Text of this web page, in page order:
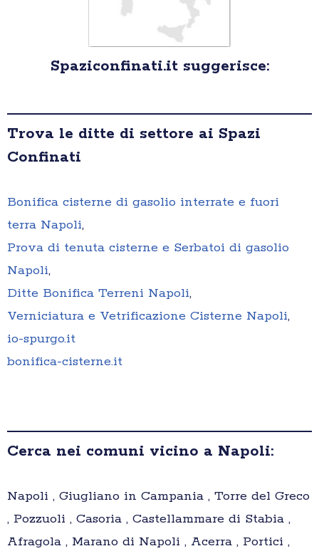
Spaziconfinati.it suggerisce:
Trova le ditte di settore ai Spazi
Confinati
Bonifica cisterne di gasolio interrate e fuori
terra Napoli,
Prova di tenuta cisterne e Serbatoi di gasolio
Napoli,
Ditte Bonifica Terreni Napoli,
Verniciatura e Vetrificazione Cisterne Napoli,
io-spurgo.it
bonifica-cisterne.it
Cerca nei comuni vicino a Napoli:
Napoli , Giugliano in Campania , Torre del Greco
, Pozzuoli , Casoria , Castellammare di Stabia ,
Afragola , Marano di Napoli , Acerra , Portici ,